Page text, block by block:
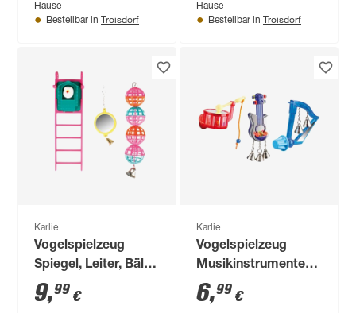
Hause
Bestellbar in Troisdorf
Hause
Bestellbar in Troisdorf
Karlie
Vogelspielzeug
Spiegel, Leiter, Bälle,
farblich sortiert
9,99 €
Karlie
Vogelspielzeug
Musikinstrumente
farblich sortiert
6,99 €